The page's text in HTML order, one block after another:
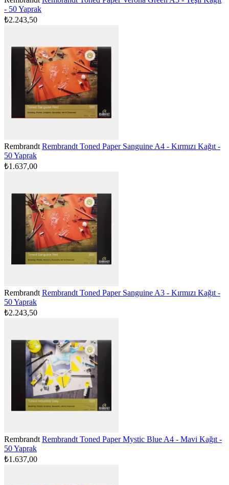
- 50 Yaprak
₺2.243,50
Rembrandt Rembrandt Toned Paper Sanguine A4 - Kırmızı Kağıt -
50 Yaprak
₺1.637,00
Rembrandt Rembrandt Toned Paper Sanguine A3 - Kırmızı Kağıt -
50 Yaprak
₺2.243,50
Rembrandt Rembrandt Toned Paper Mystic Blue A4 - Mavi Kağıt -
50 Yaprak
₺1.637,00